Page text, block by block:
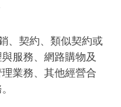
、契約、類似契約或
服務、網路購物及
業務、其他經營合